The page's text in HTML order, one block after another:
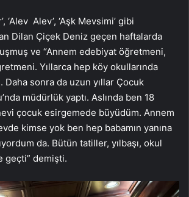
‘Alev Alev’, ‘Aşk Mevsimi’ gibi
Dilan Çiçek Deniz geçen haftalarda
ve “Annem edebiyat öğretmeni,
Yıllarca hep köy okullarında
Daha sonra da uzun yıllar Çocuk
müdürlük yaptı. Aslında ben 18
çocuk esirgemede büyüdüm. Annem
kimse yok ben hep babamın yanına
da. Bütün tatiller, yılbaşı, okul
geçti” demişti.